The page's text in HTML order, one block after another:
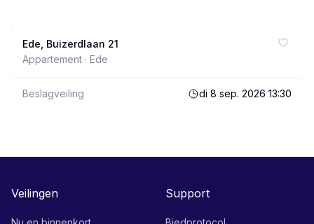
Ede, Buizerdlaan 21
Appartement · Ede
Beslagveiling di 8 sep. 2026 13:30
Veilingen Support